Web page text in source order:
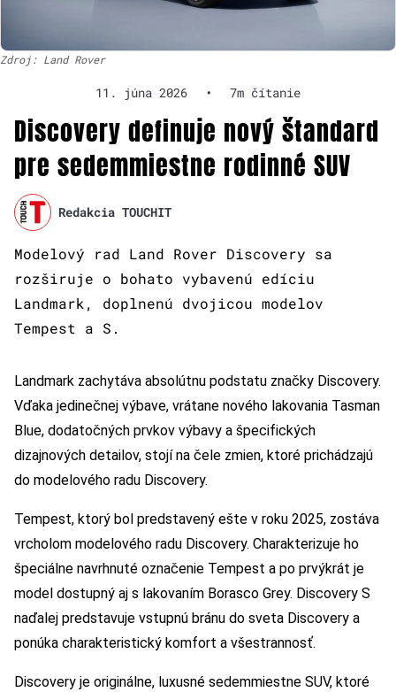
Zdroj: Land Rover
11. júna 2026 • 7m čítanie
Discovery definuje nový štandard
pre sedemmiestne rodinné SUV
Redakcia TOUCHIT
Modelový rad Land Rover Discovery sa
rozširuje o bohato vybavenú edíciu
Landmark, doplnenú dvojicou modelov
Tempest a S.
Landmark zachytáva absolútnu podstatu značky Discovery.
Vďaka jedinečnej výbave, vrátane nového lakovania Tasman
Blue, dodatočných prvkov výbavy a špecifických
dizajnových detailov, stojí na čele zmien, ktoré prichádzajú
do modelového radu Discovery.
Tempest, ktorý bol predstavený ešte v roku 2025, zostáva
vrcholom modelového radu Discovery. Charakterizuje ho
špeciálne navrhnuté označenie Tempest a po prvýkrát je
model dostupný aj s lakovaním Borasco Grey. Discovery S
naďalej predstavuje vstupnú bránu do sveta Discovery a
ponúka charakteristický komfort a všestrannosť.
Discovery je originálne, luxusné sedemmiestne SUV, ktoré